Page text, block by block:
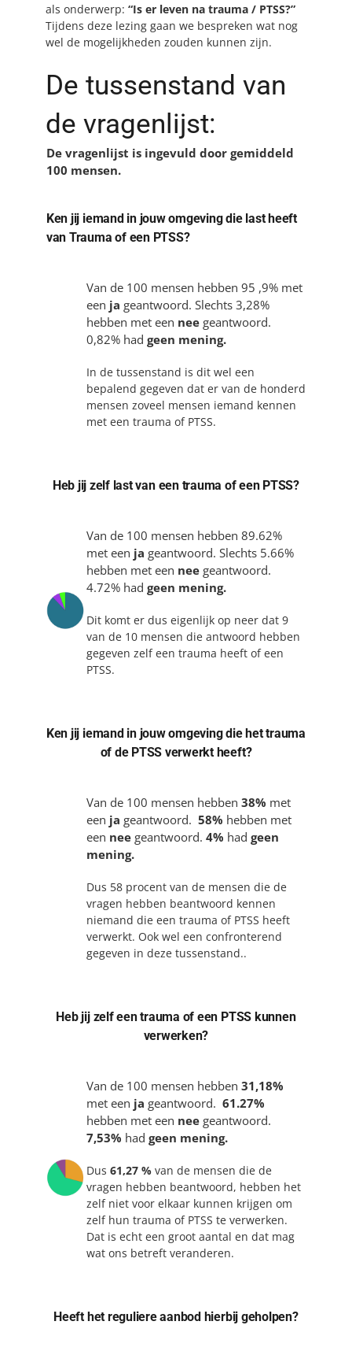
als onderwerp: “Is er leven na trauma / PTSS?”
Tijdens deze lezing gaan we bespreken wat nog
wel de mogelijkheden zouden kunnen zijn.
De tussenstand van
de vragenlijst:
De vragenlijst is ingevuld door gemiddeld
100 mensen.
Ken jij iemand in jouw omgeving die last heeft
van Trauma of een PTSS?
Van de 100 mensen hebben 95 ,9% met
een ja geantwoord. Slechts 3,28%
hebben met een nee geantwoord.
0,82% had geen mening.
In de tussenstand is dit wel een
bepalend gegeven dat er van de honderd
mensen zoveel mensen iemand kennen
met een trauma of PTSS.
Heb jij zelf last van een trauma of een PTSS?
Van de 100 mensen hebben 89.62%
met een ja geantwoord. Slechts 5.66%
hebben met een nee geantwoord.
4.72% had geen mening.
Dit komt er dus eigenlijk op neer dat 9
van de 10 mensen die antwoord hebben
gegeven zelf een trauma heeft of een
PTSS.
Ken jij iemand in jouw omgeving die het trauma
of de PTSS verwerkt heeft?
Van de 100 mensen hebben 38% met
een ja geantwoord. 58% hebben met
een nee geantwoord. 4% had geen
mening.
Dus 58 procent van de mensen die de
vragen hebben beantwoord kennen
niemand die een trauma of PTSS heeft
verwerkt. Ook wel een confronterend
gegeven in deze tussenstand..
Heb jij zelf een trauma of een PTSS kunnen
verwerken?
Van de 100 mensen hebben 31,18%
met een ja geantwoord. 61.27%
hebben met een nee geantwoord.
7,53% had geen mening.
Dus 61,27 %van de mensen die de
vragen hebben beantwoord, hebben het
zelf niet voor elkaar kunnen krijgen om
zelf hun trauma of PTSS te verwerken.
Dat is echt een groot aantal en dat mag
wat ons betreft veranderen.
Heeft het reguliere aanbod hierbij geholpen?